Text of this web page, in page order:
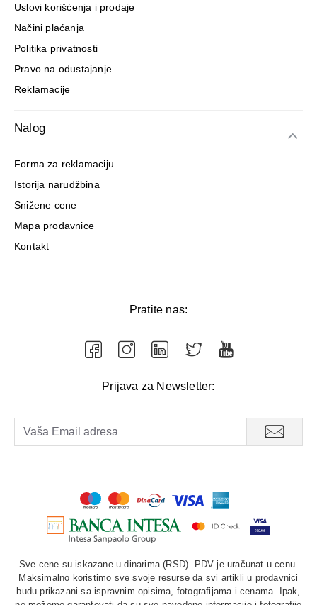
Uslovi korišćenja i prodaje
Načini plaćanja
Politika privatnosti
Pravo na odustajanje
Reklamacije
Nalog
Forma za reklamaciju
Istorija narudžbina
Snižene cene
Mapa prodavnice
Kontakt
Pratite nas:
Prijava za Newsletter:
Sve cene su iskazane u dinarima (RSD). PDV je uračunat u cenu.
Maksimalno koristimo sve svoje resurse da svi artikli u prodavnici
budu prikazani sa ispravnim opisima, fotografijama i cenama. Ipak,